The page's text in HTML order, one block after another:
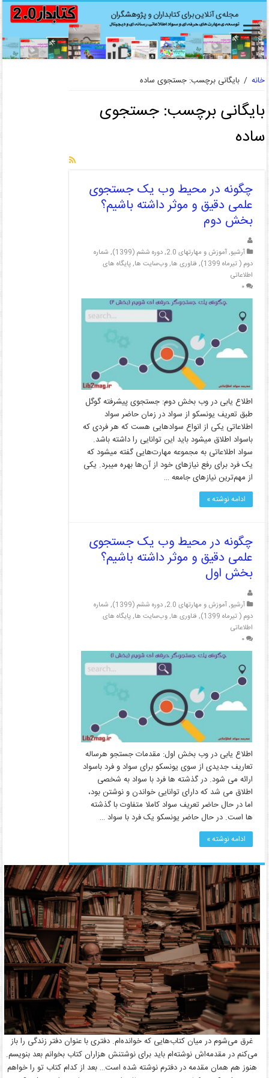
خانه / بایگانی برچسب: جستجوی ساده
بایگانی برچسب: جستجوی
ساده
چگونه در محیط وب یک جستجوی
علمی دقیق و موثر داشته باشیم؟
بخش دوم
آرشیو,آموزش و مهارتهای 2.0 ,دوره ششم (1399) , شماره
دوم ( تیرماه 1399)
, فناوری ها,وب‌سایت ها,پایگاه های
اطلاعاتی
۰
اطلاع یابی در وب بخش دوم: جستجوی پیشرفته گوگل
طبق تعریف یونسکو از سواد در زمان حاضر سواد
اطلاعاتی یکی از انواع سوادهایی هست که هر فردی که
باسواد اطلاق می­شود باید این توانایی را داشته باشد.
سواد اطلاعاتی به مجموعه مهارت‌هایی گفته می­شود که
یک فرد برای رفع نیازهای خود از آن‌ها بهره می­برد. یکی
از مهم‌ترین نیازهای جامعه …
ادامه نوشته »
چگونه در محیط وب یک جستجوی
علمی دقیق و موثر داشته باشیم؟
بخش اول
آرشیو,آموزش و مهارتهای 2.0 ,دوره ششم (1399) , شماره
دوم ( تیرماه 1399)
, فناوری ها,وب‌سایت ها,پایگاه های
اطلاعاتی
۰
اطلاع یابی در وب بخش اول: مقدمات جستجو هرساله
تعاریف جدیدی از سوی یونسکو برای سواد و فرد باسواد
ارائه می شود. در گذشته ها فرد با سواد به شخصی
اطلاق می شد که دارای توانایی خواندن و نوشتن بود،
اما در حال حاضر تعریف سواد کاملا متفاوت با گذشته
ها است. در حال حاضر یونسکو یک فرد با سواد …
ادامه نوشته »
غرق می‌شوم در میان کتاب‌هایی که خوانده‌ام. دفتری با عنوان دفتر زندگی را باز
می‌کنم در مقدمه‌اش نوشته‌ام باید برای نوشتنش هزاران کتاب بخوانم بعد بنویسم.
هنوز هم همان مقدمه در دفترم نوشته شده است… بعد از کدام کتاب تو را خواهم